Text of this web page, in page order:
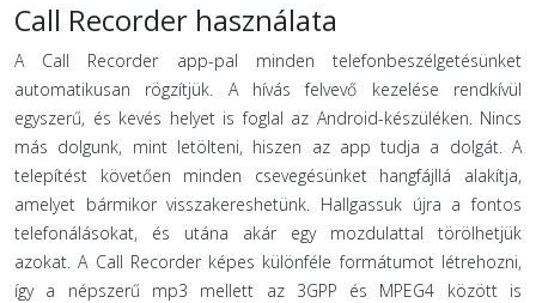
Call Recorder használata
A Call Recorder app-pal minden telefonbeszélgetésünket
automatikusan rögzítjük. A hívás felvevő kezelése rendkívül
egyszerű, és kevés helyet is foglal az Android-készüléken. Nincs
más dolgunk, mint letölteni, hiszen az app tudja a dolgát. A
telepítést követően minden csevegésünket hangfájllá alakítja,
amelyet bármikor visszakereshetünk. Hallgassuk újra a fontos
telefonálásokat, és utána akár egy mozdulattal törölhetjük
azokat. A Call Recorder képes különféle formátumot létrehozni,
így a népszerű mp3 mellett az 3GPP és MPEG4 között is